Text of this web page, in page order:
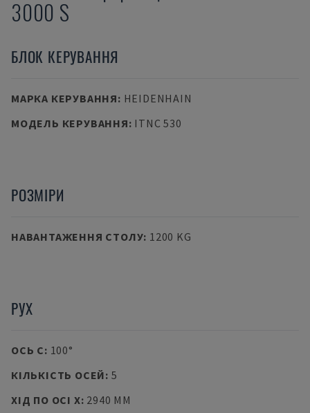
3000 S
БЛОК КЕРУВАННЯ
МАРКА КЕРУВАННЯ: HEIDENHAIN
МОДЕЛЬ КЕРУВАННЯ: ITNC 530
РОЗМІРИ
НАВАНТАЖЕННЯ СТОЛУ: 1200 KG
РУХ
ОСЬ C: 100°
КІЛЬКІСТЬ ОСЕЙ: 5
ХІД ПО ОСІ X: 2940 MM